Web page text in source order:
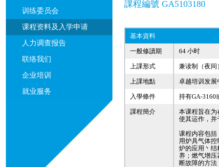
训练委员会
课程资料及入学申请
人力调查报告
联络我们
企业培训
就业服务
課程編號 GA5103180
基本資料
一般修讀期 64 小时
上課形式 兼读制（夜间
上課地點 卓越培训发展
入學條件 持有GA-3160
課程簡介
本课程旨在为
使其运作，并
课程内容包括
用炉具气体
炉的应用丶结
养；燃气增
断故障的方